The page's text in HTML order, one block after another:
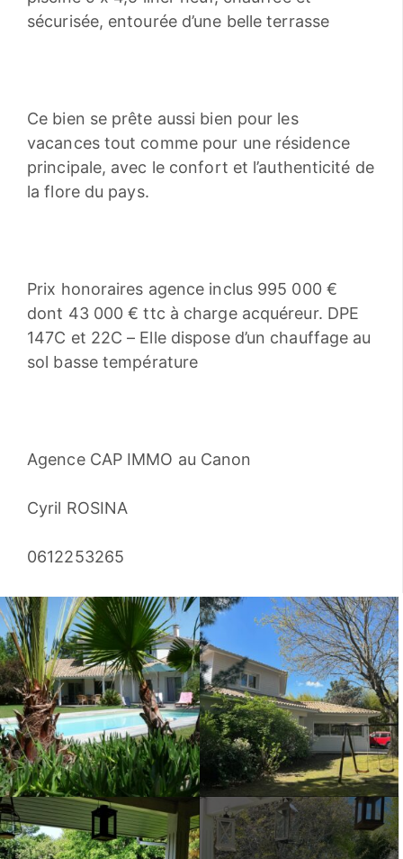
sécurisée, entourée d’une belle terrasse
Ce bien se prête aussi bien pour les
vacances tout comme pour une résidence
principale, avec le confort et l’authenticité de
la flore du pays.
Prix honoraires agence inclus 995 000 €
dont 43 000 € ttc à charge acquéreur. DPE
147C et 22C – Elle dispose d’un chauffage au
sol basse température
Agence CAP IMMO au Canon
Cyril ROSINA
0612253265